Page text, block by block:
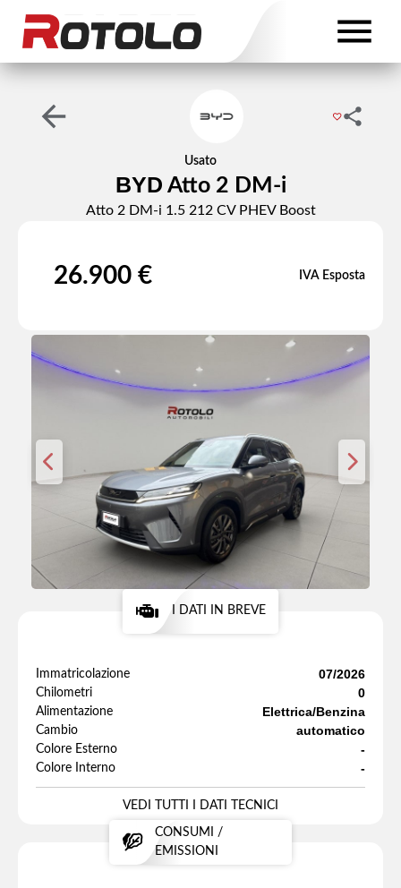
Usato
BYD Atto 2 DM-i
Atto 2 DM-i 1.5 212 CV PHEV Boost
26.900 € IVA Esposta
I DATI IN BREVE
Immatricolazione 07/2026
Chilometri 0
Alimentazione Elettrica/Benzina
Cambio automatico
Colore Esterno -
Colore Interno -
VEDI TUTTI I DATI TECNICI
CONSUMI /
EMISSIONI